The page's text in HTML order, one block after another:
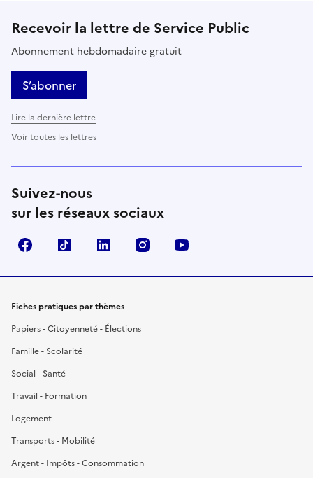
Recevoir la lettre de Service Public
Abonnement hebdomadaire gratuit
S’abonner
Lire la dernière lettre
Voir toutes les lettres
Suivez-nous
sur les réseaux sociaux
FacebookTikTok LinkedIn Instagram
Fiches pratiques par thèmes
Papiers - Citoyenneté - Élections
Famille - Scolarité
Social - Santé
Travail - Formation
Logement
Transports - Mobilité
Argent - Impôts - Consommation